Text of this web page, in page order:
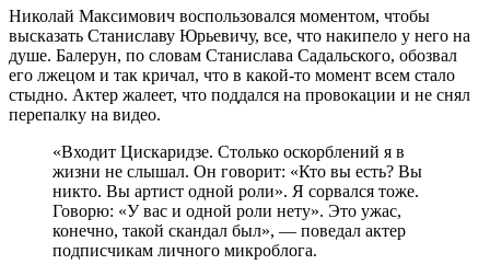
Николай Максимович воспользовался моментом, чтобы
высказать Станиславу Юрьевичу, все, что накипело у него на
душе. Балерун, по словам Станислава Садальского, обозвал
его лжецом и так кричал, что в какой-то момент всем стало
стыдно. Актер жалеет, что поддался на провокации и не снял
перепалку на видео.
«Входит Цискаридзе. Столько оскорблений я в
жизни не слышал. Он говорит: «Кто вы есть? Вы
никто. Вы артист одной роли». Я сорвался тоже.
Говорю: «У вас и одной роли нету». Это ужас,
конечно, такой скандал был», — поведал актер
подписчикам личного микроблога.